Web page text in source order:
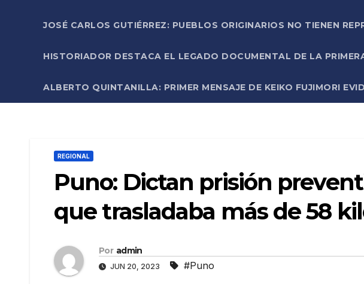
JOSÉ CARLOS GUTIÉRREZ: PUEBLOS ORIGINARIOS NO TIENEN
HISTORIADOR DESTACA EL LEGADO DOCUMENTAL DE LA
ALBERTO QUINTANILLA: PRIMER MENSAJE DE KEIKO FUJIMORI
REGIONAL
Puno: Dictan prisión
que trasladaba más de 58
Por admin
JUN 20, 2023 #Puno